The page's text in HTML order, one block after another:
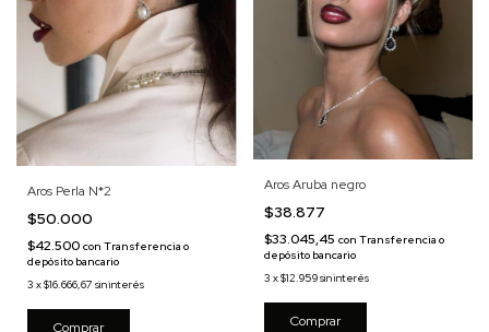
Aros Perla N*2
$50.000
$42.500 con Transferencia o
depósito bancario
3 x$16.666,67 sin interés
Aros Aruba negro
$38.877
$33.045,45 con Transferencia o
depósito bancario
3 x$12.959sin interés
Comprar